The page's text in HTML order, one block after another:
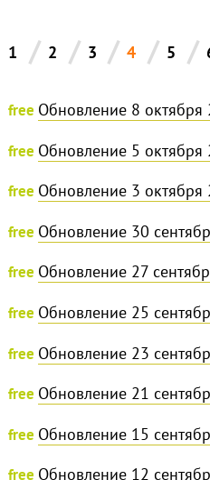
1 / 2 / 3 / 4 / 5 /
free Обновление 8 октября
free Обновление 5 октября
free Обновление 3 октября
free Обновление 30
free Обновление 27
free Обновление 25
free Обновление 23
free Обновление 21
free Обновление 15
free Обновление 12